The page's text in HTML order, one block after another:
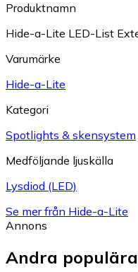
Produktnamn
Hide-a-Lite LED-List
Varumärke
Hide-a-Lite
Kategori
Spotlights & skensystem
Medföljande ljuskälla
Lysdiod (LED)
Se mer från Hide-a-Lite
Annons
Andra